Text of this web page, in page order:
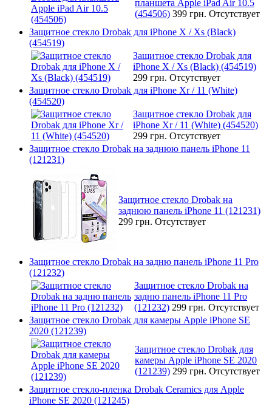
планшета Apple iPad Air 10.5
(454506) 399 грн. Отсутствует
Защитное стекло Drobak для iPhone X / Xs (Black)
(454519)
Защитное стекло Drobak для
iPhone X / Xs (Black) (454519)
299 грн. Отсутствует
Защитное стекло Drobak для iPhone Xr / 11 (White)
(454520)
Защитное стекло Drobak для
iPhone Xr / 11 (White) (454520)
299 грн. Отсутствует
Защитное стекло Drobak на заднюю панель iPhone 11
(121231)
Защитное стекло Drobak на
заднюю панель iPhone 11 (121231)
299 грн. Отсутствует
Защитное стекло Drobak на задню панель iPhone 11 Pro
(121232)
Защитное стекло Drobak на
задню панель iPhone 11 Pro
(121232) 299 грн. Отсутствует
Защитное стекло Drobak для камеры Apple iPhone SE
2020 (121239)
Защитное стекло Drobak для
камеры Apple iPhone SE 2020
(121239) 299 грн. Отсутствует
Защитное стекло-пленка Drobak Ceramics для Apple
iPhone SE 2020 (121245)